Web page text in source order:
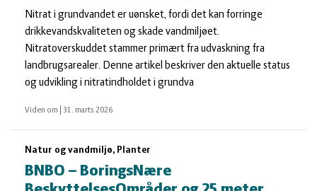
Nitrat i grundvandet er uønsket, fordi det kan forringe
drikkevandskvaliteten og skade vandmiljøet.
Nitratoverskuddet stammer primært fra udvaskning fra
landbrugsarealer. Denne artikel beskriver den aktuelle status
og udvikling i nitratindholdet i grundva
Viden om 31. marts 2026
Natur og vandmiljø, Planter
BNBO – BoringsNære